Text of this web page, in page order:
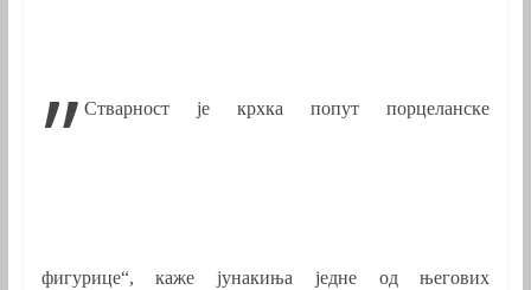
„ Стварност је крхка попут порцеланске
фигурице“, каже јунакиња једне од његових